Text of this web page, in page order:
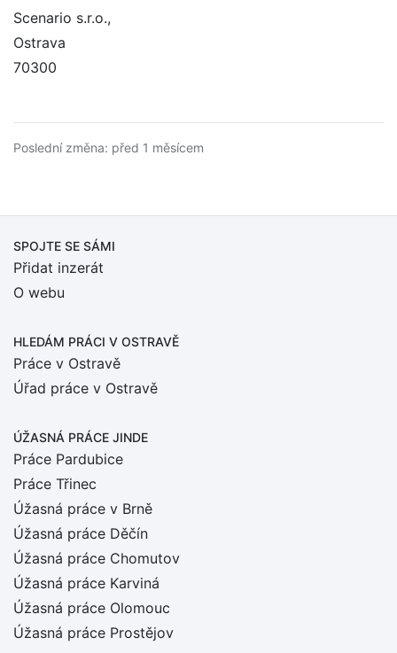
Scenario s.r.o.,
Ostrava
70300
Poslední změna: před 1 měsícem
SPOJTE SE SÁMI
Přidat inzerát
O webu
HLEDÁM PRÁCI V OSTRAVĚ
Práce v Ostravě
Úřad práce v Ostravě
ÚŽASNÁ PRÁCE JINDE
Práce Pardubice
Práce Třinec
Úžasná práce v Brně
Úžasná práce Děčín
Úžasná práce Chomutov
Úžasná práce Karviná
Úžasná práce Olomouc
Úžasná práce Prostějov